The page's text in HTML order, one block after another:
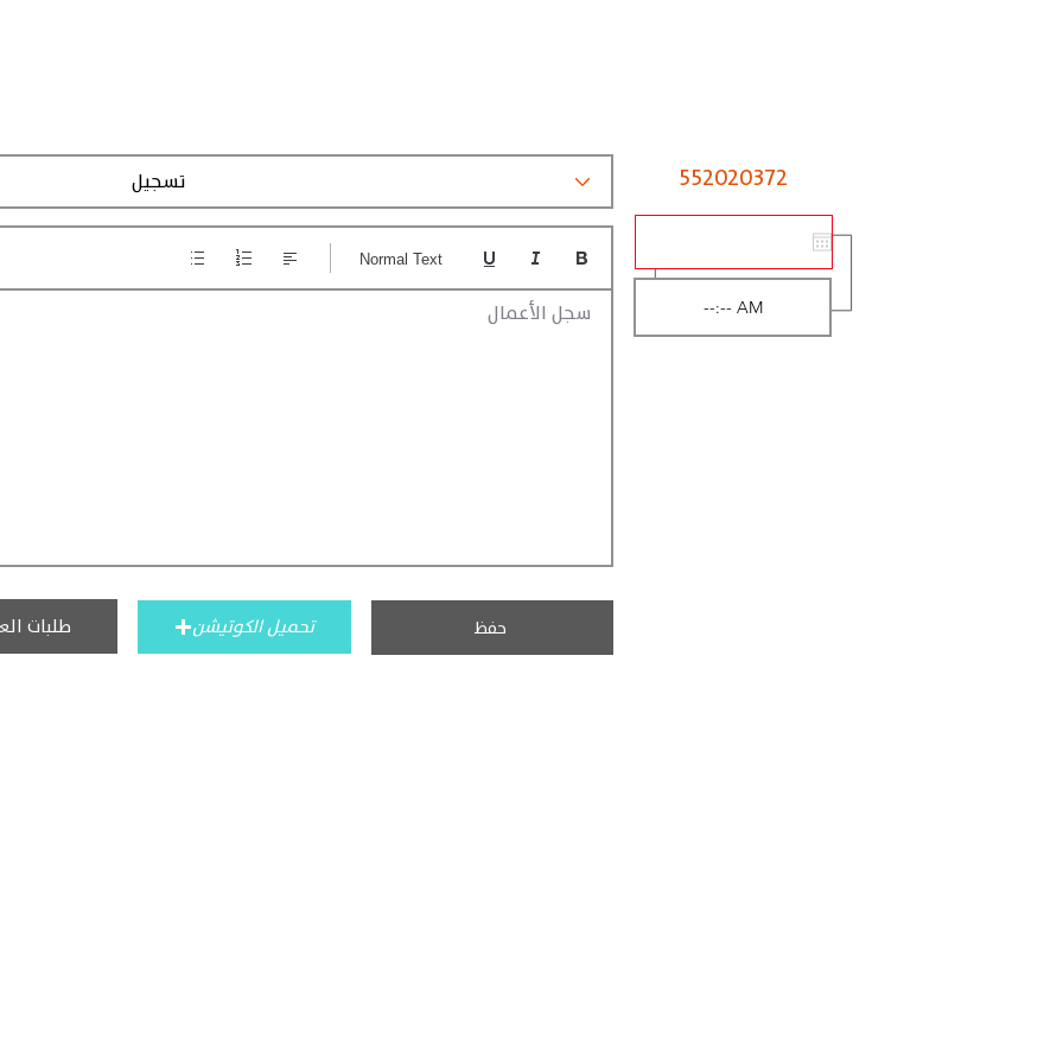
سجل الأعمال
Normal Text
552020372
طلبات حفظ تحميل الكوتيشن